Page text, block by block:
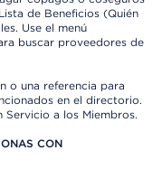
de Beneficios (Quién
Use el menú
buscar proveedores de
o una referencia para
en el directorio.
Servicio a los Miembros.
CON